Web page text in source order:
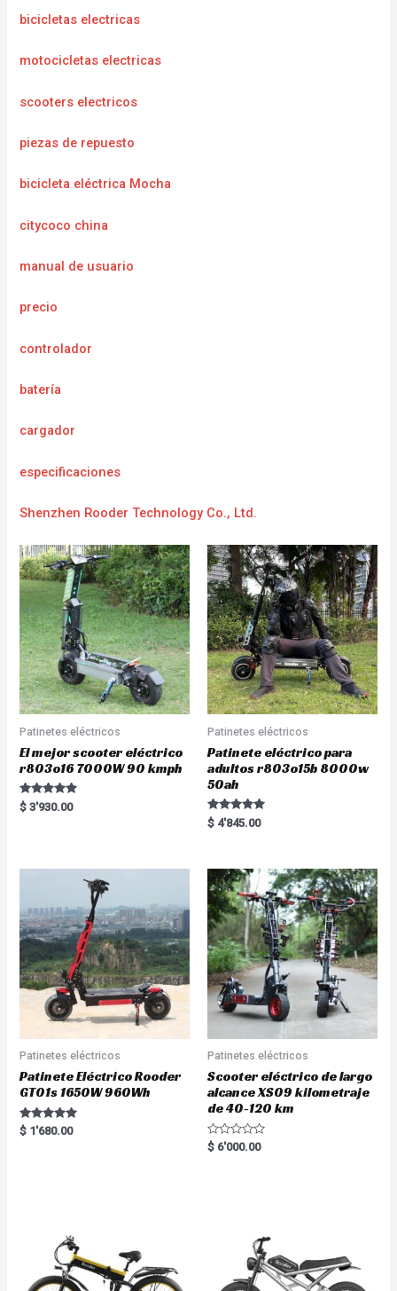
bicicletas electricas
motocicletas electricas
scooters electricos
piezas de repuesto
bicicleta eléctrica Mocha
citycoco china
manual de usuario
precio
controlador
batería
cargador
especificaciones
Shenzhen Rooder Technology Co., Ltd.
Patinetes eléctricos
El mejor scooter eléctrico
r803o16 7000W 90 kmph
Rated
5.00
$ 3'930.00
Patinetes eléctricos
Patinete eléctrico para
adultos r803o15b 8000w
50ah
Rated
5.00
$ 4'845.00
Patinetes eléctricos
Patinete Eléctrico Rooder
GT01s 1650W 960Wh
Rated
5.00
$ 1'680.00
Patinetes eléctricos
Scooter eléctrico de largo
alcance XS09 kilometraje
de 40-120 km
R
a
$ 6'000.00